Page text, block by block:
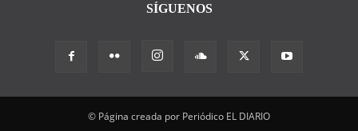
SÍGUENOS
© Página creada por Periódico EL DIARIO